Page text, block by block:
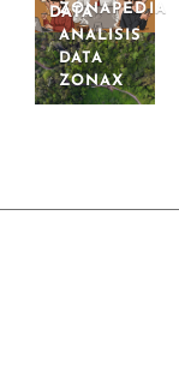
ZONAPEDIA
DATA
ANALISIS
DATA
ZONAX